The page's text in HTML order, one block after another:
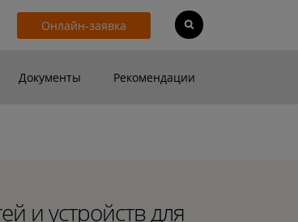
Онлайн-заявка
Документы Рекомендации
и устройств для